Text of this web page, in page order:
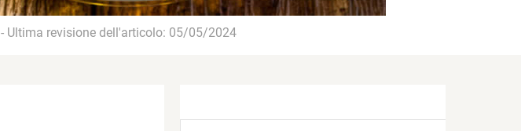
- Ultima revisione dell'articolo: 05/05/2024